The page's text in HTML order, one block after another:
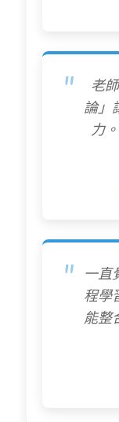
老
論」
力
一直
程學
能整